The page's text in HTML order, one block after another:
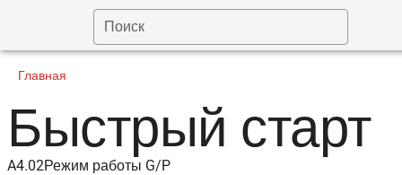
Поиск
Главная
Быстрый старт
A4.02Режим работы G/P